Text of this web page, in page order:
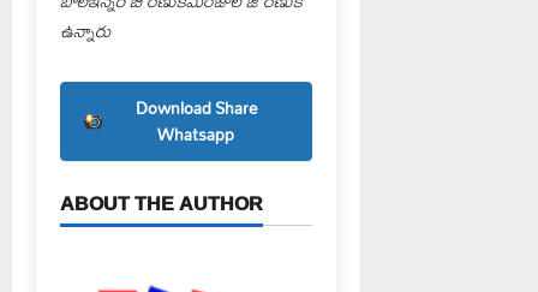
ఉన్నారు
Download Share
Whatsapp
ABOUT THE AUTHOR